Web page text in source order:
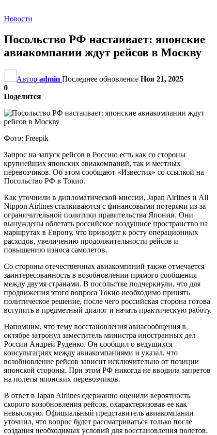
Новости
Посольство РФ настаивает: японские
авиакомпании ждут рейсов в Москву
Автор admin Последнее обновление Ноя 21, 2025
0
Поделится
Фото: Freepik
Запрос на запуск рейсов в Россию есть как со стороны
крупнейших японских авиакомпаний, так и местных
перевозчиков. Об этом сообщают «Известия» со ссылкой на
Посольство РФ в Токио.
Как уточнили в дипломатической миссии, Japan Airlines и All
Nippon Airlines сталкиваются с финансовыми потерями из-за
ограничительной политики правительства Японии. Они
вынуждены облетать российское воздушное пространство на
маршрутах в Европу, что приводит к росту операционных
расходов, увеличению продолжительности рейсов и
повышению износа самолетов.
Со стороны отечественных авиакомпаний также отмечается
заинтересованность в возобновлении прямого сообщения
между двумя странами. В посольстве подчеркнули, что для
продвижения этого вопроса Токио необходимо принять
политическое решение, после чего российская сторона готова
вступить в предметный диалог и начать практическую работу.
Напомним, что тему восстановления авиасообщения в
октябре затронул заместитель министра иностранных дел
России Андрей Руденко. Он сообщил о ведущихся
консультациях между авиакомпаниями и указал, что
возобновление рейсов зависит исключительно от позиции
японской стороны. При этом РФ никогда не вводила запретов
на полеты японских перевозчиков.
В ответ в Japan Airlines сдержанно оценили вероятность
скорого возобновления рейсов, охарактеризовав ее как
невысокую. Официальный представитель авиакомпании
уточнил, что вопрос будет рассматриваться только после
создания необходимых условий для восстановления полетов.